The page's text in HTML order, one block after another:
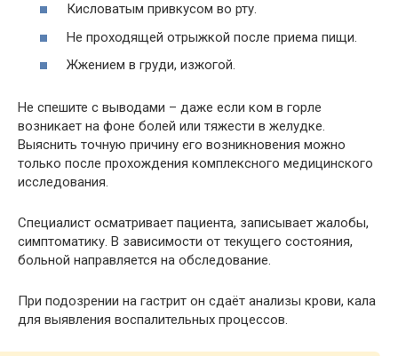
Кисловатым привкусом во рту.
Не проходящей отрыжкой после приема пищи.
Жжением в груди, изжогой.
Не спешите с выводами – даже если ком в горле
возникает на фоне болей или тяжести в желудке.
Выяснить точную причину его возникновения можно
только после прохождения комплексного медицинского
исследования.
Специалист осматривает пациента, записывает жалобы,
симптоматику. В зависимости от текущего состояния,
больной направляется на обследование.
При подозрении на гастрит он сдаёт анализы крови, кала
для выявления воспалительных процессов.